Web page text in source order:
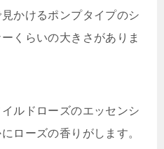
かけるポンプタイプのシ
くらいの大きさがありま
ルドローズのエッセンシ
ローズの香りがします。